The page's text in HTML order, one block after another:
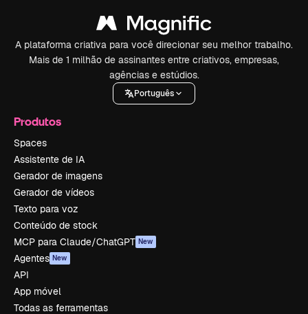
A plataforma criativa para você direcionar seu melhor trabalho.
Mais de 1 milhão de assinantes entre criativos, empresas,
agências e estúdios.
Português
Produtos
Spaces
Assistente de IA
Gerador de imagens
Gerador de vídeos
Texto para voz
Conteúdo de stock
MCP para Claude/ChatGPT New
Agentes New
API
App móvel
Todas as ferramentas